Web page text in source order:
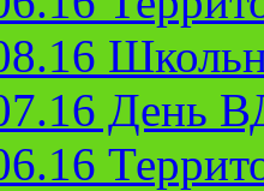
День